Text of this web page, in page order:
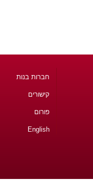
חברות בנות
קישורים
פורום
English